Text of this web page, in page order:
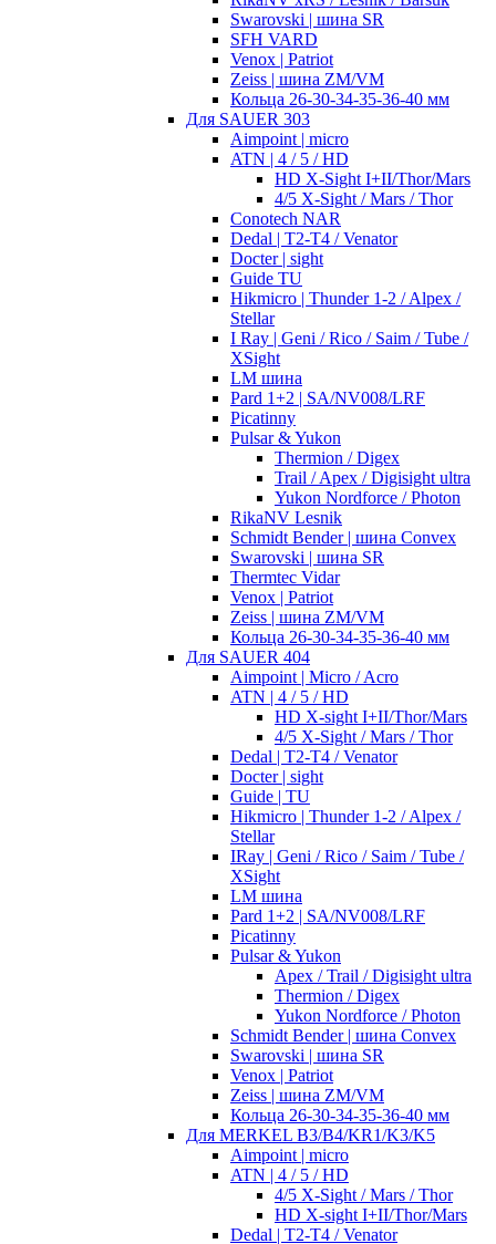
Swarovski | шина SR
SFH VARD
Venox | Patriot
Zeiss | шина ZM/VM
Кольца 26-30-34-35-36-40 мм
Для SAUER 303
Aimpoint | micro
ATN | 4 / 5 / HD
HD X-Sight I+II/Thor/Mars
4/5 X-Sight / Mars / Thor
Conotech NAR
Dedal | T2-T4 / Venator
Docter | sight
Guide TU
Hikmicro | Thunder 1-2 / Alpex /
Stellar
I Ray | Geni / Rico / Saim / Tube /
XSight
LM шина
Pard 1+2 | SA/NV008/LRF
Picatinny
Pulsar & Yukon
Thermion / Digex
Trail / Apex / Digisight ultra
Yukon Nordforce / Photon
RikaNV Lesnik
Schmidt Bender | шина Convex
Swarovski | шина SR
Thermtec Vidar
Venox | Patriot
Zeiss | шина ZM/VM
Кольца 26-30-34-35-36-40 мм
Для SAUER 404
Aimpoint | Micro / Acro
ATN | 4 / 5 / HD
HD X-sight I+II/Thor/Mars
4/5 X-Sight / Mars / Thor
Dedal | T2-T4 / Venator
Docter | sight
Guide | TU
Hikmicro | Thunder 1-2 / Alpex /
Stellar
IRay | Geni / Rico / Saim / Tube /
XSight
LM шина
Pard 1+2 | SA/NV008/LRF
Picatinny
Pulsar & Yukon
Apex / Trail / Digisight ultra
Thermion / Digex
Yukon Nordforce / Photon
Schmidt Bender | шина Convex
Swarovski | шина SR
Venox | Patriot
Zeiss | шина ZM/VM
Кольца 26-30-34-35-36-40 мм
Для MERKEL B3/B4/KR1/K3/K5
Aimpoint | micro
ATN | 4 / 5 / HD
4/5 X-Sight / Mars / Thor
HD X-sight I+II/Thor/Mars
Dedal | T2-T4 / Venator